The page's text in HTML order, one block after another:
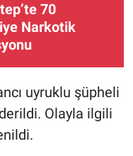
70
Narkotik
uyruklu şüpheli
Olayla ilgili